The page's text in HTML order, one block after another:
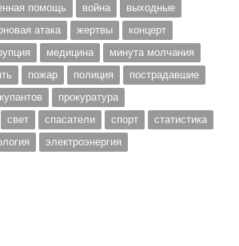
помощь война
выходные
атака жертвы
концерт
медицина
минута молчания
пожар полиция
пострадавшие
прокуратура
свет спасатели спорт
статистика
электроэнергия